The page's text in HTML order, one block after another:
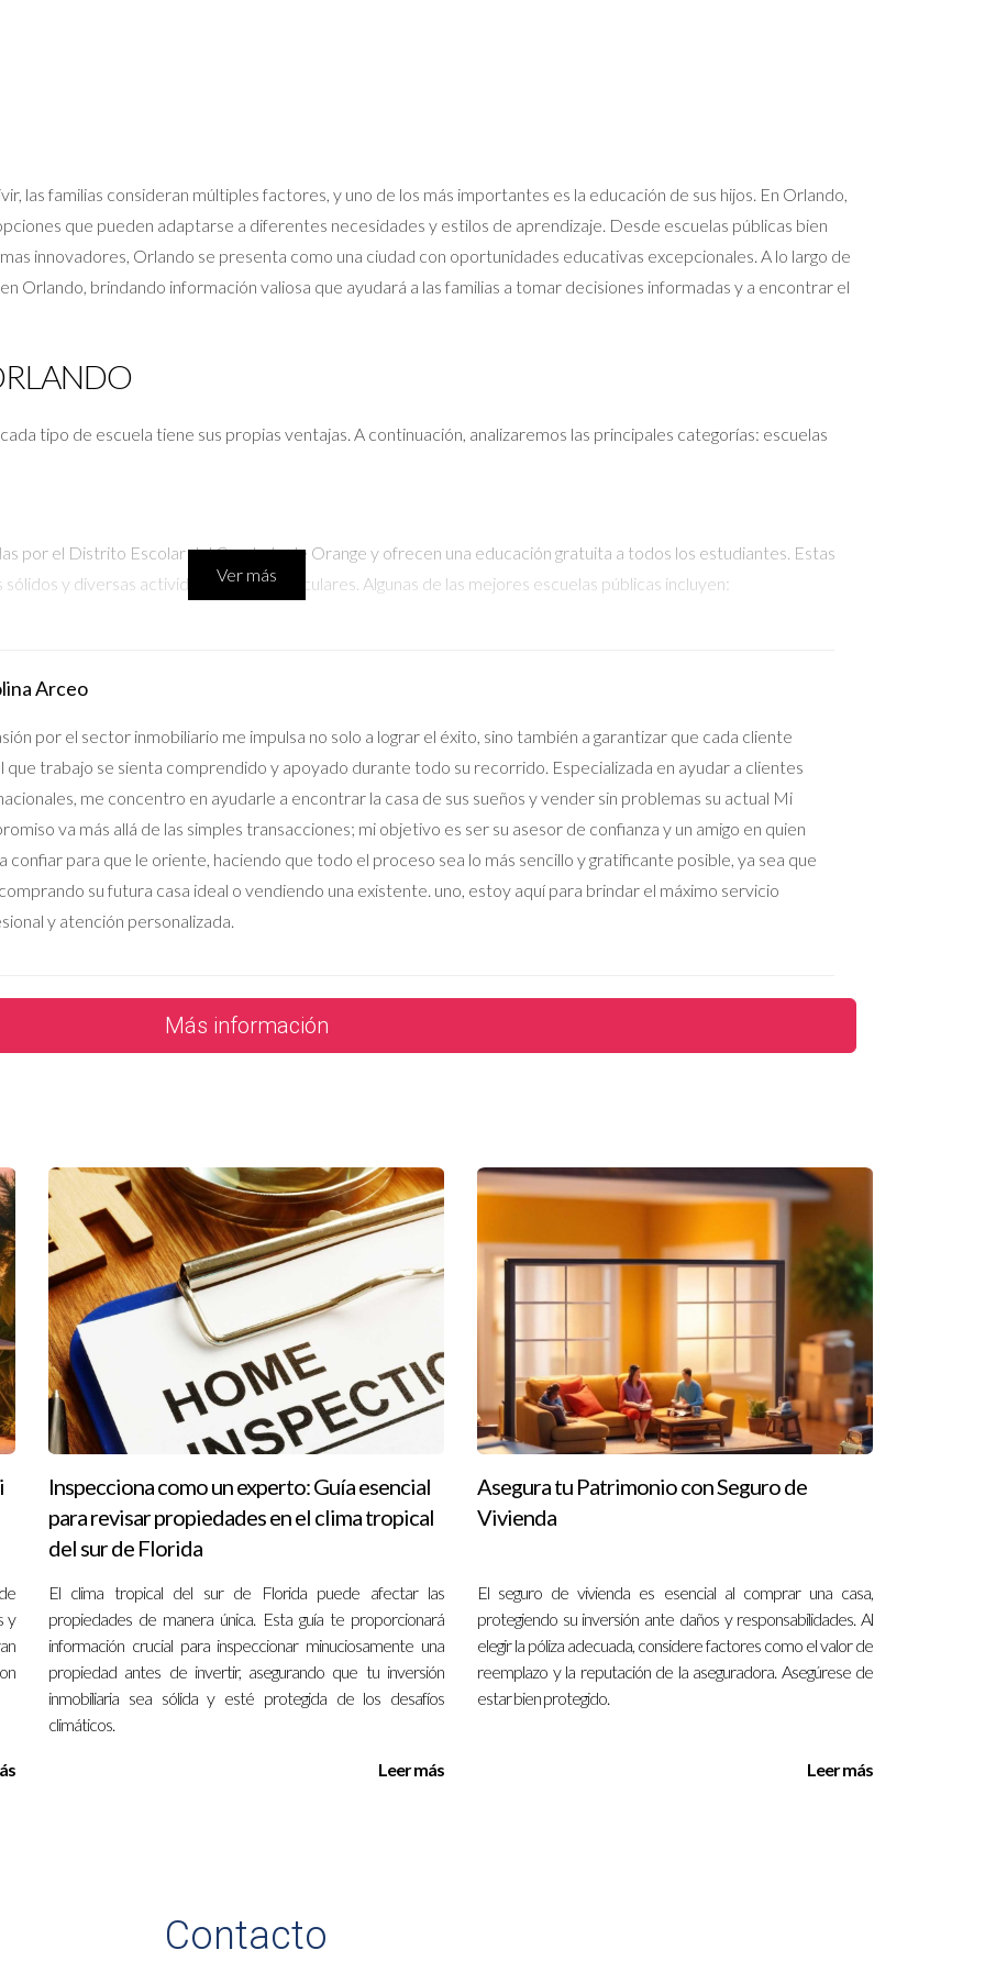
las familias consideran múltiples factores, y uno de los más importantes es la educación de sus hijos. En Orlando,
que pueden adaptarse a diferentes necesidades y estilos de aprendizaje. Desde escuelas públicas bien
innovadores, Orlando se presenta como una ciudad con oportunidades educativas excepcionales. A lo largo de
Orlando, brindando información valiosa que ayudará a las familias a tomar decisiones informadas y a encontrar el
tipo de escuela tiene sus propias ventajas. A continuación, analizaremos las principales categorías: escuelas
por el Distrito Escolar del Condado de Orange y ofrecen una educación gratuita a todos los estudiantes. Estas
y diversas actividades extracurriculares. Algunas de las mejores escuelas públicas incluyen:
académico riguroso con múltiples oportunidades para el desarrollo personal.
pueden variar significativamente en calidad según el vecindario. Por ello, investigar sobre la zona donde
acceso a una buena educación.
personalizado hacia la educación, con clases más pequeñas y currículos especializados. Algunas opciones
rigor académico y programas deportivos competitivos.
opción si buscas un ambiente educativo específico o si deseas que tu hijo reciba atención más individualizada.
Se enfoca en ciencias y tecnología con un currículo avanzado.
una educación multicultural e internacional.
para estudiantes con necesidades especiales.
si buscas un enfoque educativo diferente al tradicional.
al elegir la escuela adecuada en Orlando, aquí hay tres historias inspiradoras:Caso 1: La familia González: La
ambiente educativo para sus dos hijos. Después de investigar varias opciones, decidieron inscribir a sus hijos
Ahora, sus hijos están involucrados en proyectos innovadores que han despertado su interés por la
su hija no solo ha sobresalido académicamente sino que también ha encontrado un grupo de amigos con
Charter: Los Smith buscaban una opción educativa más flexible para su hijo con necesidades especiales. Al
inclusivo donde su hijo recibe atención personalizada y ha progresado significativamente. Estos casos
marcar una gran diferencia en la vida educativa de los niños.
importantes que puedes dar como padre o madre. En Orlando, tienes acceso a una variedad impresionante de
lo fundamental es investigar y considerar lo que mejor se adapte a tu familia. Recuerda que cada niño es
al elegir una escuela?
Ver más
Arceo
por el sector inmobiliario me impulsa no solo a lograr el éxito, sino también a garantizar que cada cliente
que trabajo se sienta comprendido y apoyado durante todo su recorrido. Especializada en ayudar a clientes
me concentro en ayudarle a encontrar la casa de sus sueños y vender sin problemas su actual Mi
va más allá de las simples transacciones; mi objetivo es ser su asesor de confianza y un amigo en quien
confiar para que le oriente, haciendo que todo el proceso sea lo más sencillo y gratificante posible, ya sea que
su futura casa ideal o vendiendo una existente. uno, estoy aquí para brindar el máximo servicio
y atención personalizada.
Más información
y
Inspecciona como un experto: Guía esencial
para revisar propiedades en el clima tropical
del sur de Florida
El clima tropical del sur de Florida puede afectar las
propiedades de manera única. Esta guía te proporcionará
información crucial para inspeccionar minuciosamente una
propiedad antes de invertir, asegurando que tu inversión
inmobiliaria sea sólida y esté protegida de los desafíos
climáticos.
Leer más
Asegura tu Patrimonio con Seguro de
Vivienda
El seguro de vivienda es esencial al comprar una casa,
protegiendo su inversión ante daños y responsabilidades. Al
elegir la póliza adecuada, considere factores como el valor de
reemplazo y la reputación de la aseguradora. Asegúrese de
estar bien protegido.
Leer más
Contacto